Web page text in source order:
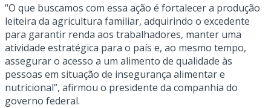
“O que buscamos com essa ação é fortalecer a produção
leiteira da agricultura familiar, adquirindo o excedente
para garantir renda aos trabalhadores, manter uma
atividade estratégica para o país e, ao mesmo tempo,
assegurar o acesso a um alimento de qualidade às
pessoas em situação de insegurança alimentar e
nutricional”, afirmou o presidente da companhia do
governo federal.